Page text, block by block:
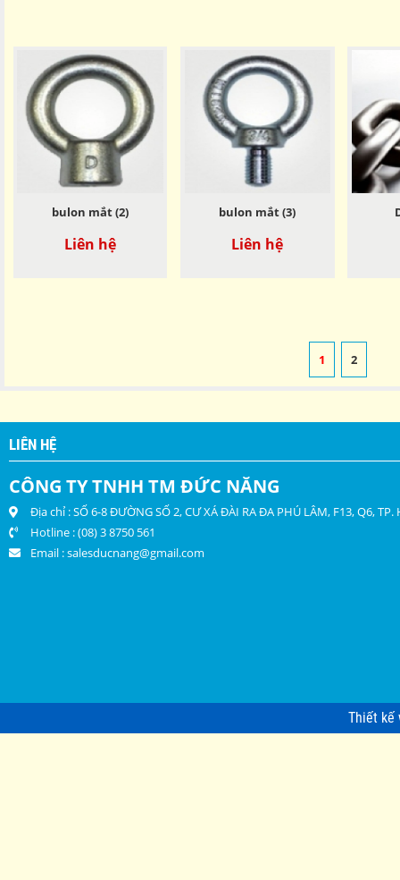
bulon mắt (2)
Liên hệ
bulon mắt (3)
Liên hệ
1 2
LIÊN HỆ
CÔNG TY TNHH TM ĐỨC NĂNG
Địa chỉ : SỐ 6-8 ĐƯỜNG SỐ 2, CƯ XÁ ĐÀI RA ĐA PHÚ LÂM, F13, Q6, TP.
Hotline : (08) 3 8750 561
Email :salesducnang@gmail.com
Thiết kế